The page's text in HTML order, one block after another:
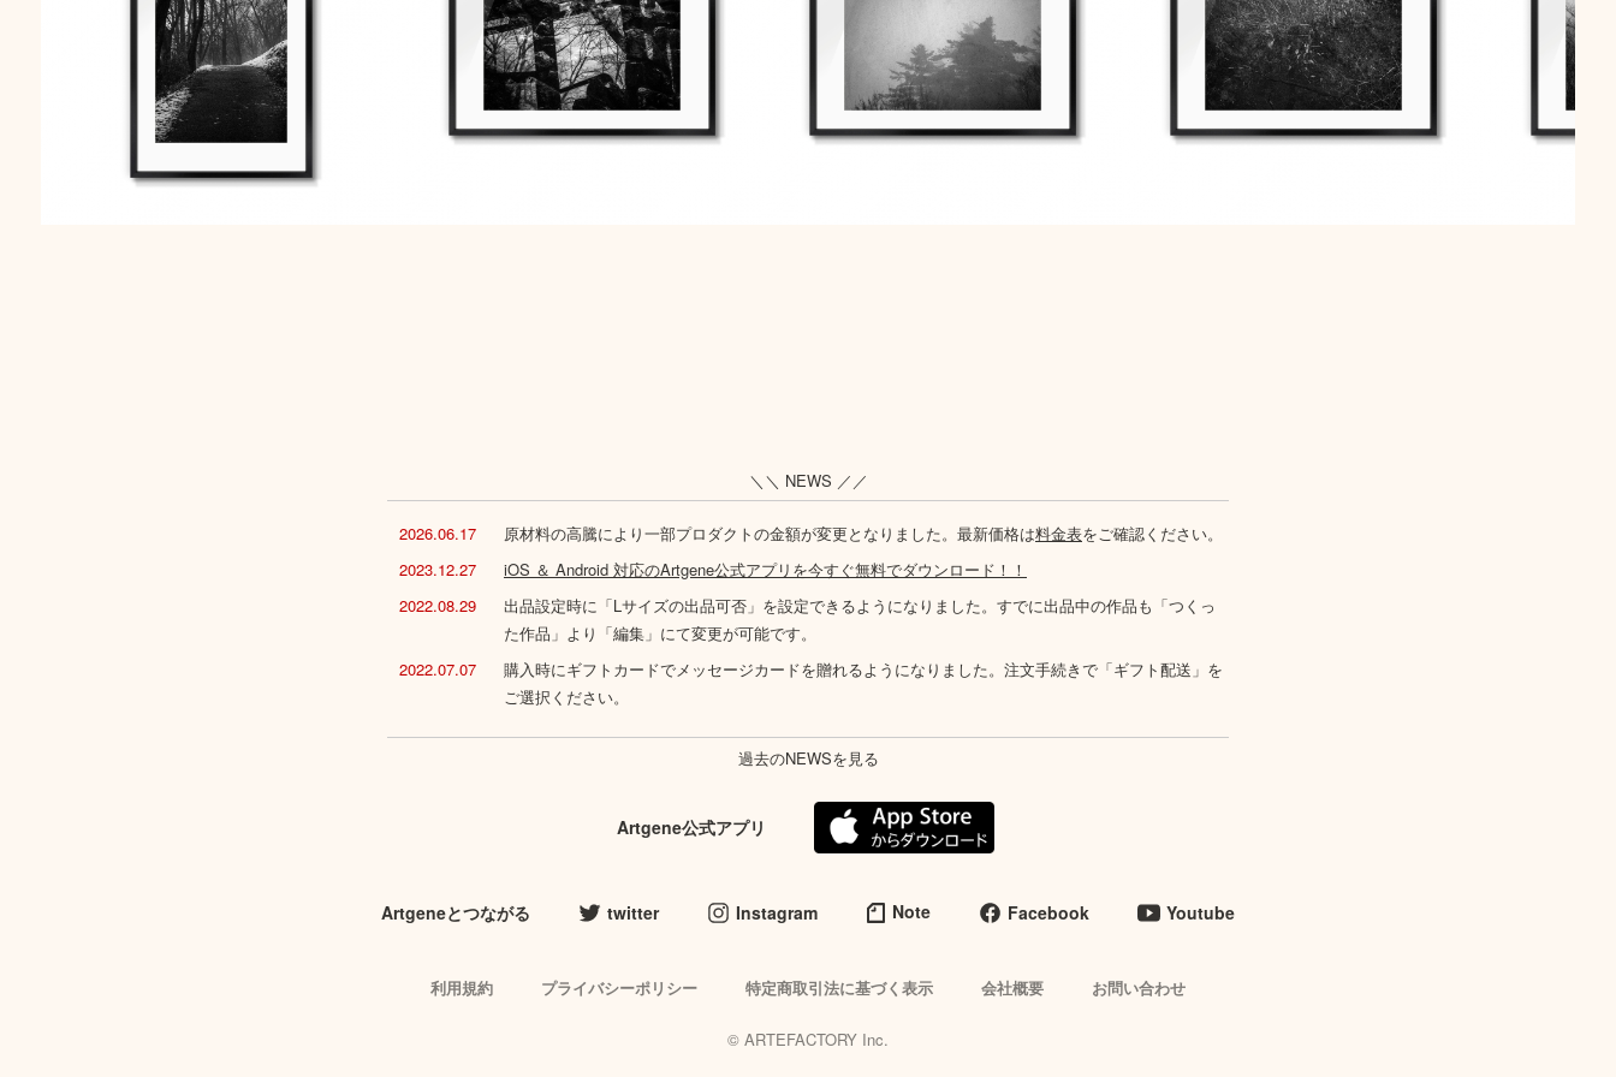
＼＼ NEWS ／／
2026.06.17 原材料の高騰により一部プロダクトの金額が変更となりました。最新価格は料金表をご確認ください。
2023.12.27
iOS ＆ Android 対応のArtgene公式アプリを今すぐ無料でダウンロード！！
2022.08.29
出品設定時に「Lサイズの出品可否」を設定できるようになりました。すでに出品中の作品も「つくっ
た作品」より「編集」にて変更が可能です。
2022.07.07
購入時にギフトカードでメッセージカードを贈れるようになりました。注文手続きで「ギフト配送」を
ご選択ください。
過去のNEWSを見る
Artgene公式アプリ
Artgeneとつながる twitter Instagram Note Facebook Youtube
利用規約 プライバシーポリシー 特定商取引法に基づく表示 会社概要 お問い合わせ
© ARTEFACTORY Inc.